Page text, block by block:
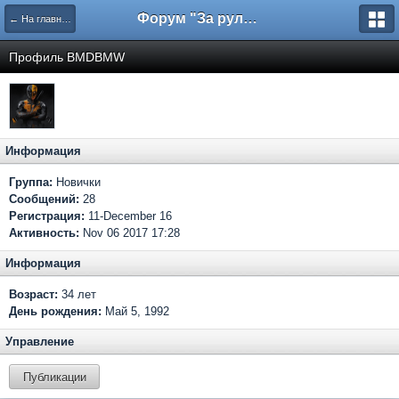
← На главную Форум "За рулем"
Профиль BMDBMW
Информация
Группа: Новички
Сообщений: 28
Регистрация: 11-December 16
Активность: Nov 06 2017 17:28
Информация
Возраст: 34 лет
День рождения: Май 5, 1992
Управление
Публикации